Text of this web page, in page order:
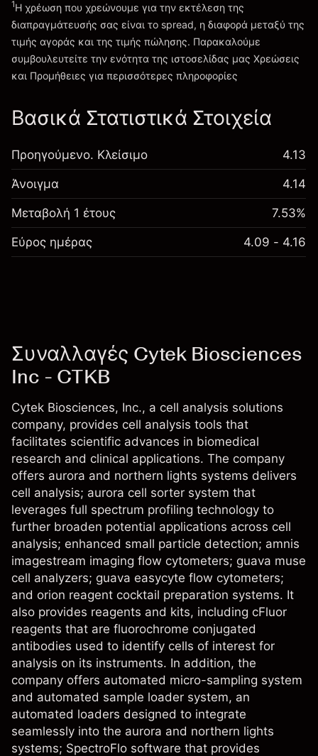
Χρεώσεις και Τέλη
1Η χρέωση που χρεώνουμε για την εκτέλεση της
διαπραγμάτευσής σας είναι το spread, η διαφορά μεταξύ της
τιμής αγοράς και της τιμής πώλησης. Παρακαλούμε
συμβουλευτείτε την ενότητα της ιστοσελίδας μας Χρεώσεις
και Προμήθειες για περισσότερες πληροφορίες
Βασικά Στατιστικά Στοιχεία
Προηγούμενο. Κλείσιμο 4.13
Άνοιγμα 4.14
Μεταβολή 1 έτους 7.53%
Εύρος ημέρας 4.09 - 4.16
Συναλλαγές Cytek Biosciences
Inc - CTKB
Cytek Biosciences, Inc., a cell analysis solutions
company, provides cell analysis tools that
facilitates scientific advances in biomedical
research and clinical applications. The company
offers aurora and northern lights systems delivers
cell analysis; aurora cell sorter system that
leverages full spectrum profiling technology to
further broaden potential applications across cell
analysis; enhanced small particle detection; amnis
imagestream imaging flow cytometers; guava muse
cell analyzers; guava easycyte flow cytometers;
and orion reagent cocktail preparation systems. It
also provides reagents and kits, including cFluor
reagents that are fluorochrome conjugated
antibodies used to identify cells of interest for
analysis on its instruments. In addition, the
company offers automated micro-sampling system
and automated sample loader system, an
automated loaders designed to integrate
seamlessly into the aurora and northern lights
systems; SpectroFlo software that provides